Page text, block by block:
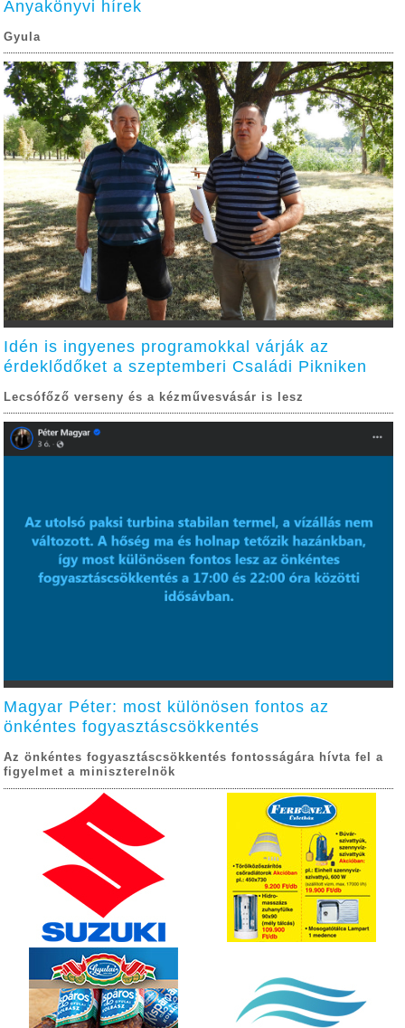
Anyakönyvi hírek
Gyula
Idén is ingyenes programokkal várják az
érdeklődőket a szeptemberi Családi Pikniken
Lecsófőző verseny és a kézművesvásár is lesz
Magyar Péter: most különösen fontos az
önkéntes fogyasztáscsökkentés
Az önkéntes fogyasztáscsökkentés fontosságára hívta fel a
figyelmet a miniszterelnök